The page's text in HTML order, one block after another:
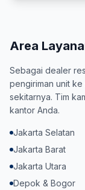
Area
Sebagai dealer
pengiriman unit
sekitarnya. Tim
kantor Anda.
Jakarta Selatan
Jakarta Barat
Jakarta Utara
Depok & Bogor